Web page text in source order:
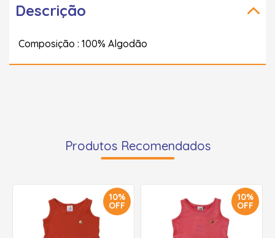
Descrição
Composição : 100% Algodão
Produtos Recomendados
10%
OFF
10%
OFF